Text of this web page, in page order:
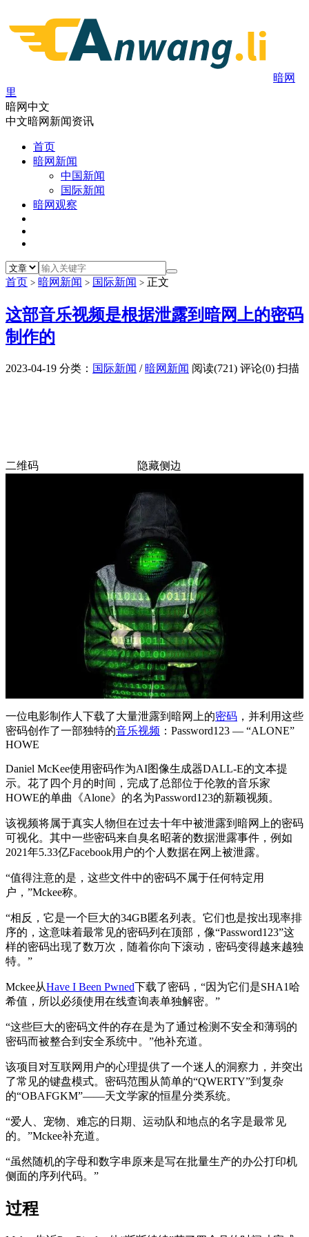
暗网
里
暗网中文
中文暗网新闻资讯
首页
暗网新闻
中国新闻
国际新闻
暗网观察
首页 > 暗网新闻 > 国际新闻 > 正文
这部音乐视频是根据泄露到暗网上的密码
制作的
2023-04-19 分类： 国际新闻 / 暗网新闻 阅读(721) 评论(0) 扫描
二维码 隐藏侧边
一位电影制作人下载了大量泄露到暗网上的密码 ，并利用这些
密码创作了一部独特的音乐视频 ：Password123 — “ALONE”
HOWE
Daniel McKee使用密码作为AI图像生成器DALL-E的文本提
示。花了四个月的时间，完成了总部位于伦敦的音乐家
HOWE的单曲《Alone》的名为Password123的新颖视频。
该视频将属于真实人物但在过去十年中被泄露到暗网上的密码
可视化。其中一些密码来自臭名昭著的数据泄露事件，例如
2021年5.33亿Facebook用户的个人数据在网上被泄露。
“值得注意的是，这些文件中的密码不属于任何特定用
户，”Mckee称。
“相反，它是一个巨大的34GB匿名列表。它们也是按出现率排
序的，这意味着最常见的密码列在顶部，像“Password123”这
样的密码出现了数万次，随着你向下滚动，密码变得越来越独
特。”
Mckee从Have I Been Pwned下载了密码，“因为它们是SHA1哈
希值，所以必须使用在线查询表单独解密。”
“这些巨大的密码文件的存在是为了通过检测不安全和薄弱的
密码而被整合到安全系统中。”他补充道。
该项目对互联网用户的心理提供了一个迷人的洞察力，并突出
了常见的键盘模式。密码范围从简单的“QWERTY”到复杂
的“OBAFGKM”——天文学家的恒星分类系统。
“爱人、宠物、难忘的日期、运动队和地点的名字是最常见
的。”Mckee补充道。
“虽然随机的字母和数字串原来是写在批量生产的办公打印机
侧面的序列代码。”
过程